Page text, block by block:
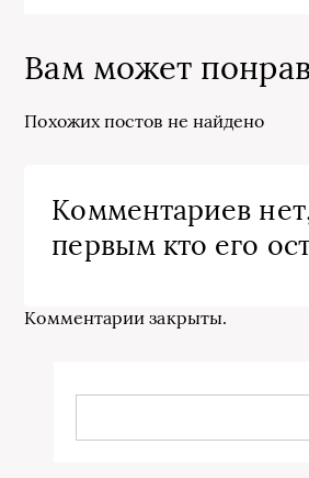
Вам может
Похожих постов не найдено
Комментариев
первым кто его
Комментарии закрыты.